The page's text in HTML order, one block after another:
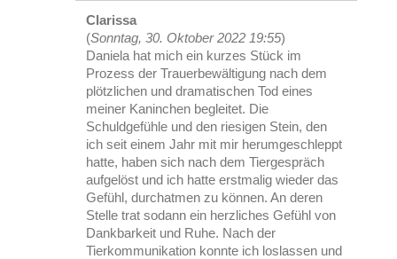
Clarissa
(Sonntag, 30. Oktober 2022 19:55)
Daniela hat mich ein kurzes Stück im
Prozess der Trauerbewältigung nach dem
plötzlichen und dramatischen Tod eines
meiner Kaninchen begleitet. Die
Schuldgefühle und den riesigen Stein, den
ich seit einem Jahr mit mir herumgeschleppt
hatte, haben sich nach dem Tiergespräch
aufgelöst und ich hatte erstmalig wieder das
Gefühl, durchatmen zu können. An deren
Stelle trat sodann ein herzliches Gefühl von
Dankbarkeit und Ruhe. Nach der
Tierkommunikation konnte ich loslassen und